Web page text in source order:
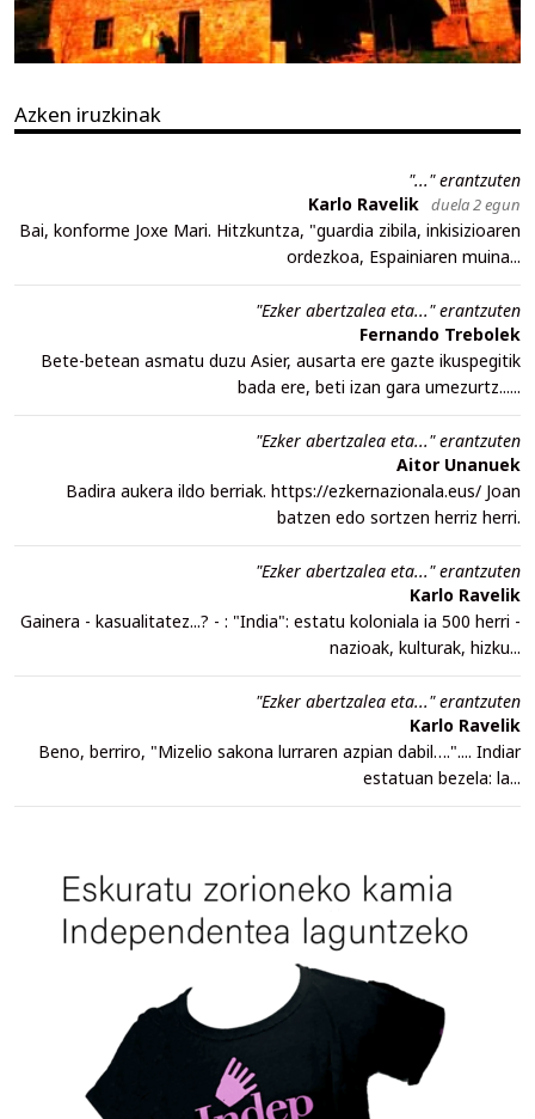
Azken iruzkinak
"..." erantzuten
Karlo Ravelik duela 2 egun
Bai, konforme Joxe Mari. Hitzkuntza, "guardia zibila, inkisizioaren
ordezkoa, Espainiaren muina...
"Ezker abertzalea eta..." erantzuten
Fernando Trebolek
Bete-betean asmatu duzu Asier, ausarta ere gazte ikuspegitik
bada ere, beti izan gara umezurtz......
"Ezker abertzalea eta..." erantzuten
Aitor Unanuek
Badira aukera ildo berriak. https://ezkernazionala.eus/ Joan
batzen edo sortzen herriz herri.
"Ezker abertzalea eta..." erantzuten
Karlo Ravelik
Gainera - kasualitatez...? - : "India": estatu koloniala ia 500 herri -
nazioak, kulturak, hizku...
"Ezker abertzalea eta..." erantzuten
Karlo Ravelik
Beno, berriro, "Mizelio sakona lurraren azpian dabil….".... Indiar
estatuan bezela: la...